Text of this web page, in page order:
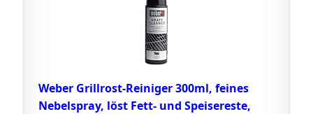
Weber Grillrost-Reiniger 300ml, feines
Nebelspray, löst Fett- und Speisereste,